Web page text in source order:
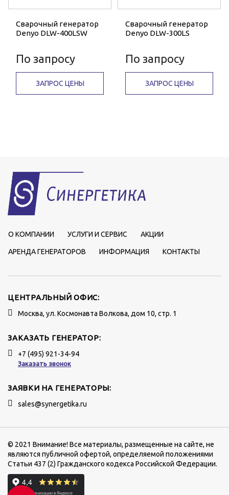
Сварочный генератор
Denyo DLW-400LSW
По запросу
ЗАПРОС ЦЕНЫ
Сварочный генератор
Denyo DLW-300LS
По запросу
ЗАПРОС ЦЕНЫ
О КОМПАНИИ УСЛУГИ И СЕРВИС АКЦИИ
АРЕНДА ГЕНЕРАТОРОВ ИНФОРМАЦИЯ КОНТАКТЫ
ЦЕНТРАЛЬНЫЙ ОФИС:
Москва, ул. Космонавта Волкова, дом 10, стр. 1
ЗАКАЗАТЬ ГЕНЕРАТОР:
+7 (495) 921-34-94
Заказать звонок
ЗАЯВКИ НА ГЕНЕРАТОРЫ:
sales@synergetika.ru
© 2021 Внимание! Все материалы, размещенные на сайте, не
являются публичной офертой, определяемой положениями
Статьи 437 (2) Гражданского кодекса Российской Федерации.